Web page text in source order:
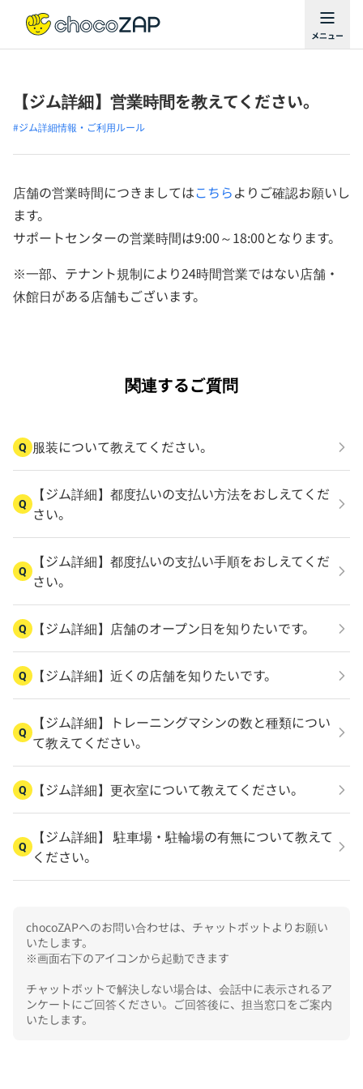
【ジム詳細】営業時間を教えてください。
#ジム詳細情報・ご利用ルール
店舗の営業時間につきましてはこちらよりご確認お願いし
ます。
サポートセンターの営業時間は9:00～18:00となります。
※一部、テナント規制により24時間営業ではない店舗・
休館日がある店舗もございます。
関連するご質問
Q 服装について教えてください。
Q
【ジム詳細】都度払いの支払い方法をおしえてくだ
さい。
Q
【ジム詳細】都度払いの支払い手順をおしえてくだ
さい。
Q 【ジム詳細】店舗のオープン日を知りたいです。
Q 【ジム詳細】近くの店舗を知りたいです。
Q
【ジム詳細】トレーニングマシンの数と種類につい
て教えてください。
Q 【ジム詳細】更衣室について教えてください。
Q
【ジム詳細】 駐車場・駐輪場の有無について教えて
ください。
chocoZAPへのお問い合わせは、チャットボットよりお願い
いたします。
※画面右下のアイコンから起動できます
チャットボットで解決しない場合は、会話中に表示されるア
ンケートにご回答ください。ご回答後に、担当窓口をご案内
いたします。